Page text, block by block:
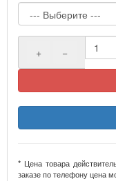
+ −
* Цена товара
заказе по телефону цена